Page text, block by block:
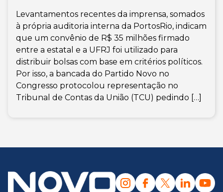
Levantamentos recentes da imprensa, somados
à própria auditoria interna da PortosRio, indicam
que um convênio de R$ 35 milhões firmado
entre a estatal e a UFRJ foi utilizado para
distribuir bolsas com base em critérios políticos.
Por isso, a bancada do Partido Novo no
Congresso protocolou representação no
Tribunal de Contas da União (TCU) pedindo […]